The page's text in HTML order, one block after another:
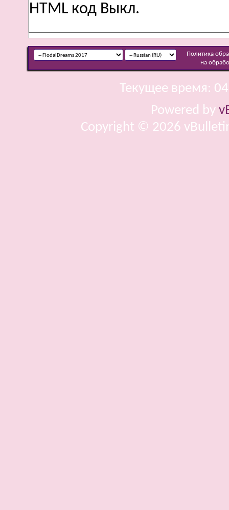
HTML код Выкл.
Политика
на
Текущее время:
Powered by
Copyright © 2026